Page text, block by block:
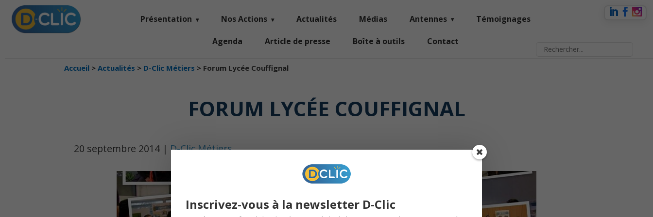
Présentation Nos Actions Actualités Médias Antennes Témoignages
Agenda Article de presse Boîte à outils Contact
Accueil > Actualités > D-Clic Métiers > Forum Lycée Couffignal
FORUM LYCÉE COUFFIGNAL
20 septembre 2014 | D-Clic Métiers
Inscrivez-vous à la newsletter D-Clic